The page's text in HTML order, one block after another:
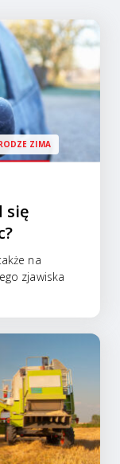
ZIMA
się
na
zjawiska